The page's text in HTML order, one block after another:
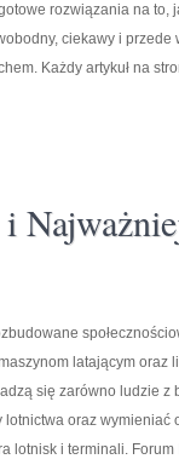
rozwiązania na to,
ciekawy i
Każdy artykuł na
latającym oraz
się zarówno ludzie z
lotnictwa oraz
lotnisk i terminali.